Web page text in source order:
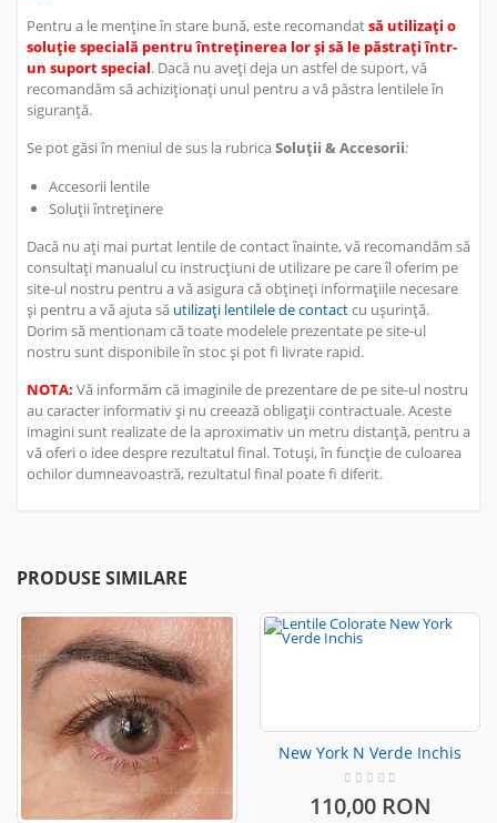
Pentru a le menține în stare bună, este recomandatsă utilizați o
soluție specială pentru întreținerea lor și să le păstrați într-
un suport special. Dacă nu aveți deja un astfel de suport, vă
recomandăm să achiziționați unul pentru a vă păstra lentilele în
siguranță.
Se pot găsi în meniul de sus la rubricaSoluții & Accesorii:
Accesorii lentile
Soluții întreținere
Dacă nu ați mai purtat lentile de contact înainte, vă recomandăm să
consultați manualul cu instrucțiuni de utilizare pe care îl oferim pe
site-ul nostru pentru a vă asigura că obțineți informațiile necesare
și pentru a vă ajuta să utilizați lentilele de contactcu ușurință.
Dorim să mentionam că toate modelele prezentate pe site-ul
nostru sunt disponibile în stoc și pot fi livrate rapid.
NOTA: Vă informăm că imaginile de prezentare de pe site-ul nostru
au caracter informativ și nu creează obligații contractuale. Aceste
imagini sunt realizate de la aproximativ un metru distanță, pentru a
vă oferi o idee despre rezultatul final. Totuși, în funcție de culoarea
ochilor dumneavoastră, rezultatul final poate fi diferit.
PRODUSE SIMILARE
New York N Verde Inchis
110,00 RON